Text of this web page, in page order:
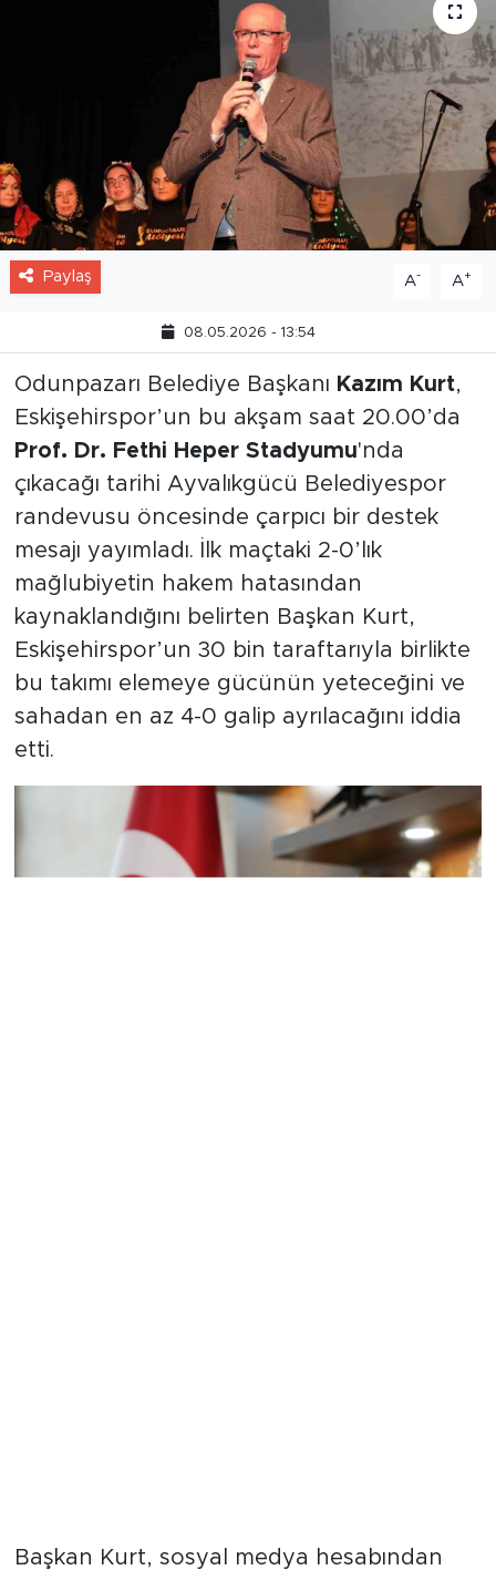
Paylaş A- A+
08.05.2026 - 13:54
Odunpazarı Belediye Başkanı Kazım Kurt,
Eskişehirspor’un bu akşam saat 20.00’da
Prof. Dr. Fethi Heper Stadyumu'nda
çıkacağı tarihi Ayvalıkgücü Belediyespor
randevusu öncesinde çarpıcı bir destek
mesajı yayımladı. İlk maçtaki 2-0’lık
mağlubiyetin hakem hatasından
kaynaklandığını belirten Başkan Kurt,
Eskişehirspor’un 30 bin taraftarıyla birlikte
bu takımı elemeye gücünün yeteceğini ve
sahadan en az 4-0 galip ayrılacağını iddia
etti.
Başkan Kurt, sosyal medya hesabından